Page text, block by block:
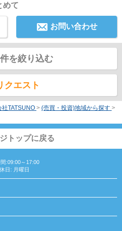
めて
お問い合わせ
を絞り込む
クエスト
TATSUNO > (売買・投資)地域から探す >
トップに戻る
:09:00～17:00
日: 月曜日